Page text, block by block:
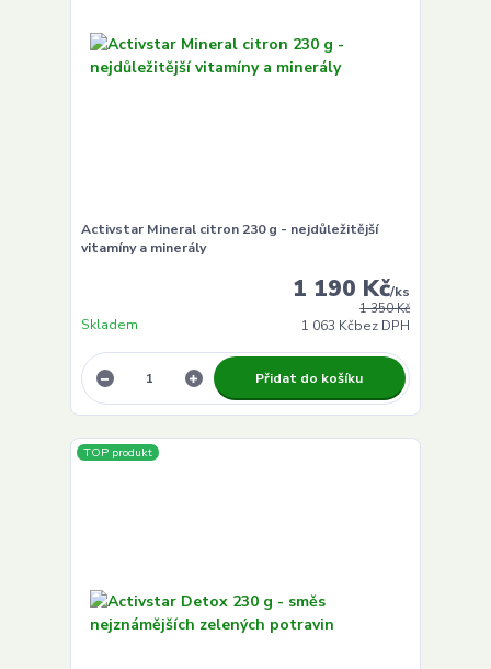
Activstar Mineral citron 230 g - nejdůležitější
vitamíny a minerály
1 350 Kč
1 190 Kč/ks
1 063 Kčbez DPH
Skladem
Přidat do košíku
TOP produkt